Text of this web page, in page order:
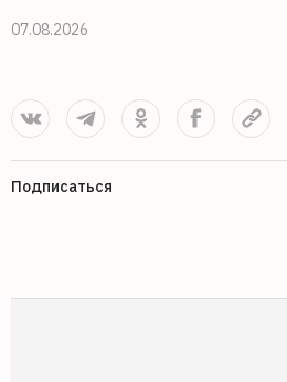
07.08.2026
Подписаться